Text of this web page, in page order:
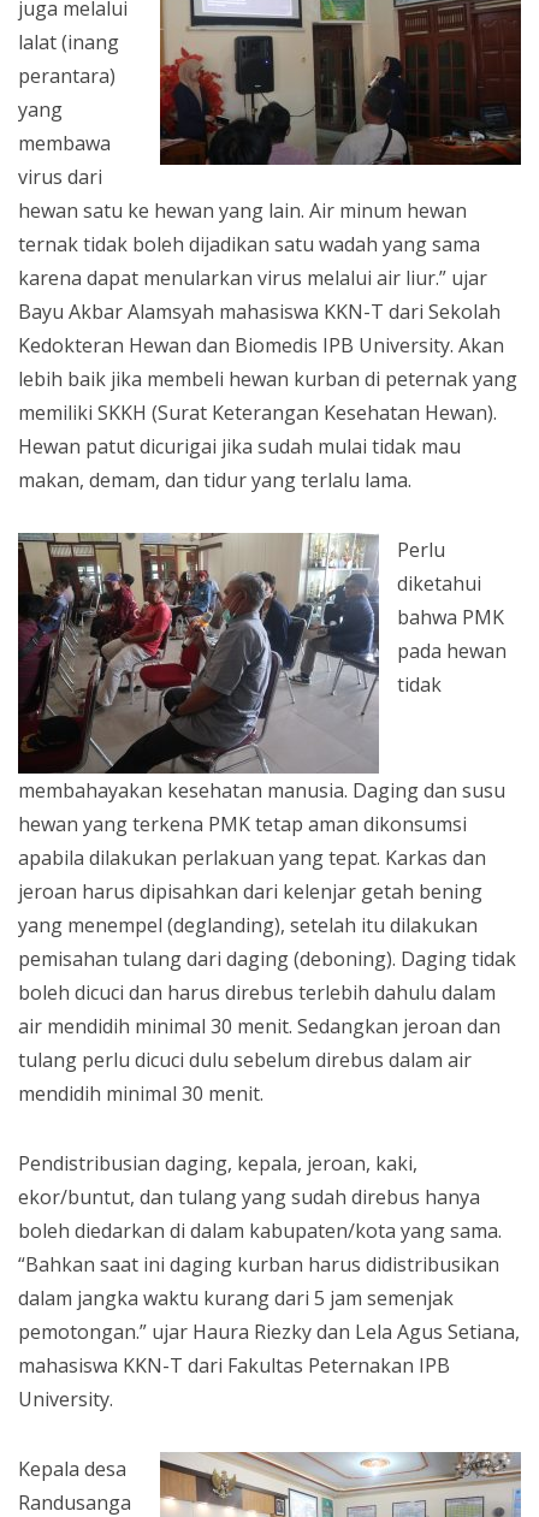
juga melalui
lalat (inang
perantara)
yang
membawa
virus dari
hewan satu ke hewan yang lain. Air minum hewan
ternak tidak boleh dijadikan satu wadah yang sama
karena dapat menularkan virus melalui air liur.” ujar
Bayu Akbar Alamsyah mahasiswa KKN-T dari Sekolah
Kedokteran Hewan dan Biomedis IPB University. Akan
lebih baik jika membeli hewan kurban di peternak yang
memiliki SKKH (Surat Keterangan Kesehatan Hewan).
Hewan patut dicurigai jika sudah mulai tidak mau
makan, demam, dan tidur yang terlalu lama.
Perlu
diketahui
bahwa PMK
pada hewan
tidak
membahayakan kesehatan manusia. Daging dan susu
hewan yang terkena PMK tetap aman dikonsumsi
apabila dilakukan perlakuan yang tepat. Karkas dan
jeroan harus dipisahkan dari kelenjar getah bening
yang menempel (deglanding), setelah itu dilakukan
pemisahan tulang dari daging (deboning). Daging tidak
boleh dicuci dan harus direbus terlebih dahulu dalam
air mendidih minimal 30 menit. Sedangkan jeroan dan
tulang perlu dicuci dulu sebelum direbus dalam air
mendidih minimal 30 menit.
Pendistribusian daging, kepala, jeroan, kaki,
ekor/buntut, dan tulang yang sudah direbus hanya
boleh diedarkan di dalam kabupaten/kota yang sama.
“Bahkan saat ini daging kurban harus didistribusikan
dalam jangka waktu kurang dari 5 jam semenjak
pemotongan.” ujar Haura Riezky dan Lela Agus Setiana,
mahasiswa KKN-T dari Fakultas Peternakan IPB
University.
Kepala desa
Randusanga